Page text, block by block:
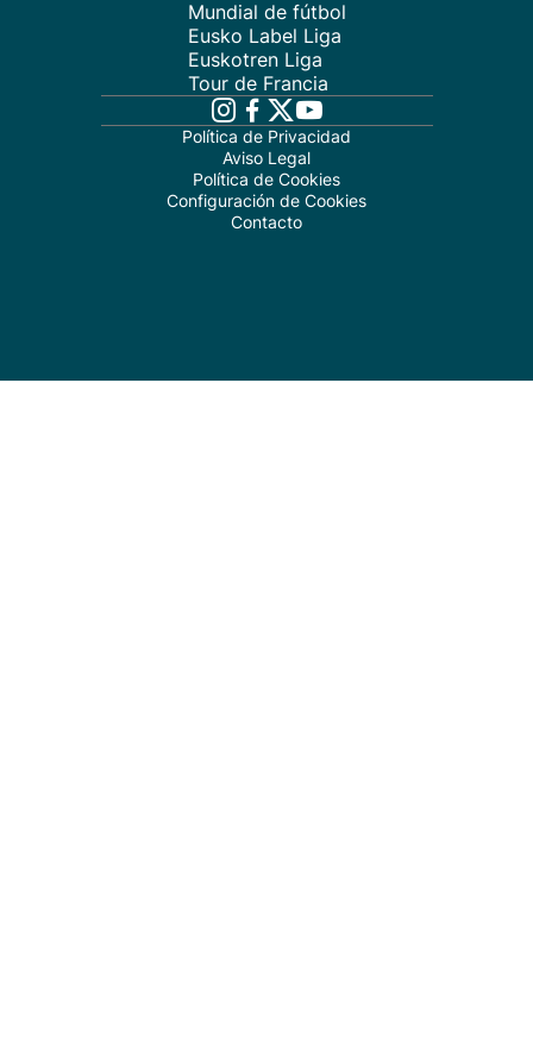
Mundial de fútbol
Eusko Label Liga
Euskotren Liga
Tour de Francia
Política de Privacidad
Aviso Legal
Política de Cookies
Configuración de Cookies
Contacto